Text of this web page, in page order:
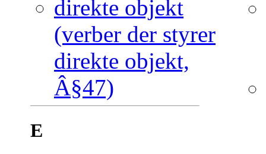
direkte objekt
(verber der styrer
direkte objekt,
Â§47)
E